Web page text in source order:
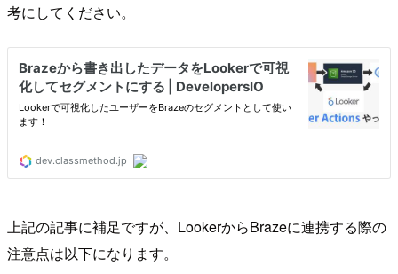
考にしてください。
上記の記事に補足ですが、LookerからBrazeに連携する際の
注意点は以下になります。